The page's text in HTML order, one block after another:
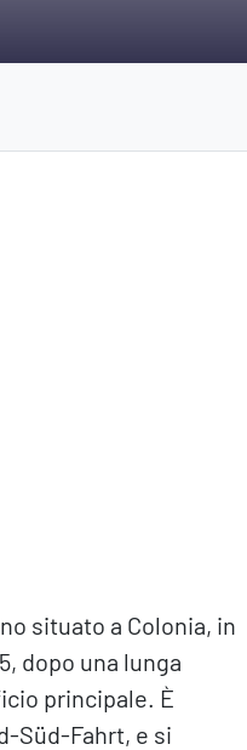
situato a Colonia, in
dopo una lunga
principale. È
Süd-Fahrt, e si